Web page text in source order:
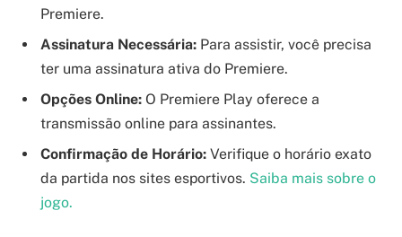
Premiere.
Assinatura Necessária: Para assistir, você precisa
ter uma assinatura ativa do Premiere.
Opções Online: O Premiere Play oferece a
transmissão online para assinantes.
Confirmação de Horário: Verifique o horário exato
da partida nos sites esportivos. Saiba mais sobre o
jogo.